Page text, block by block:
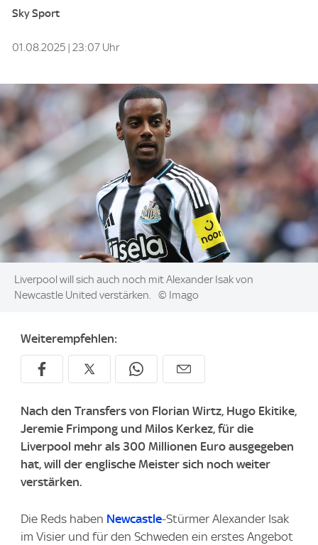
Sky Sport
01.08.2025 | 23:07 Uhr
Image:
Liverpool will sich auch noch mit Alexander Isak von
Newcastle United verstärken.
© Imago
Weiterempfehlen:
Nach den Transfers von Florian Wirtz, Hugo Ekitike,
Jeremie Frimpong und Milos Kerkez, für die
Liverpool mehr als 300 Millionen Euro ausgegeben
hat, will der englische Meister sich noch weiter
verstärken.
Die Reds haben Newcastle-Stürmer Alexander Isak
im Visier und für den Schweden ein erstes Angebot